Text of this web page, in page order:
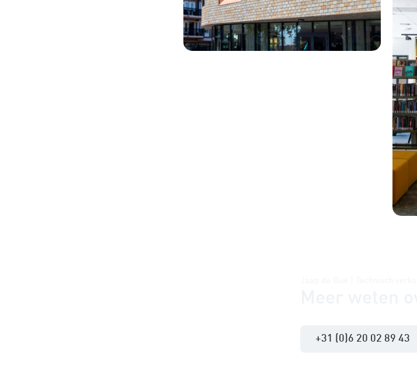
+31 (0)6 20 02 89 43